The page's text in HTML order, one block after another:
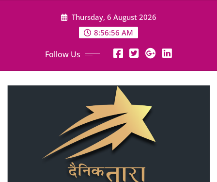
Thursday, 6 August 2026
8:56:58 AM
Follow Us